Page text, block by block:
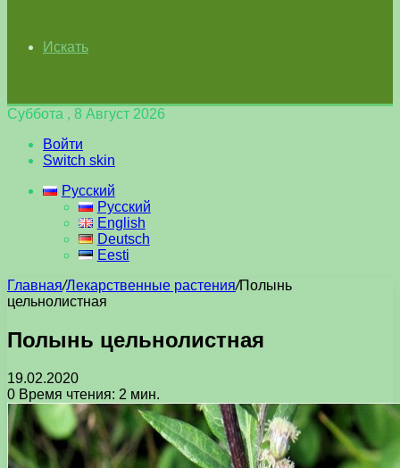
Искать
Суббота , 8 Август 2026
Войти
Switch skin
Русский
Русский
English
Deutsch
Eesti
Главная/Лекарственные растения/Полынь
цельнолистная
Полынь цельнолистная
19.02.2020
0 Время чтения: 2 мин.